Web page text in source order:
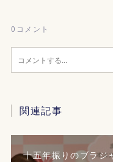
0 コメント
関連記事
十五年振りのブラジ